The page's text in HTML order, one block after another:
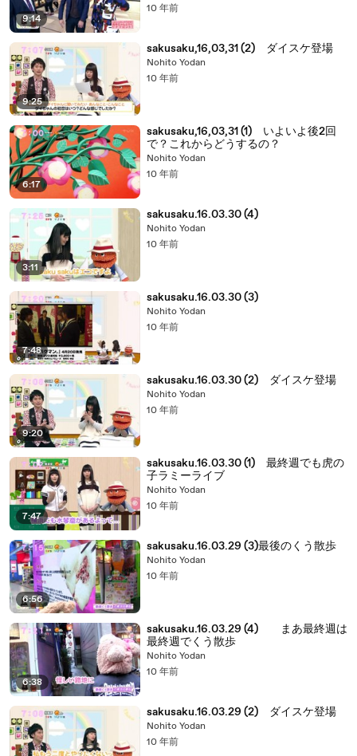
9:14
10 年前
9:25
sakusaku,16,03,31 (2) ダイスケ登場
Nohito Yodan
10 年前
6:17
sakusaku,16,03,31 (1) いよいよ後2回
で？これからどうするの？
Nohito Yodan
10 年前
3:11
sakusaku.16.03.30 (4)
Nohito Yodan
10 年前
7:48
sakusaku.16.03.30 (3)
Nohito Yodan
10 年前
9:20
sakusaku.16.03.30 (2) ダイスケ登場
Nohito Yodan
10 年前
7:47
sakusaku.16.03.30 (1) 最終週でも虎の
子ラミーライブ
Nohito Yodan
10 年前
6:56
sakusaku.16.03.29 (3)最後のくう散歩
Nohito Yodan
10 年前
6:38
sakusaku.16.03.29 (4) まあ最終週は
最終週でくう散歩
Nohito Yodan
10 年前
sakusaku.16.03.29 (2) ダイスケ登場
Nohito Yodan
10 年前